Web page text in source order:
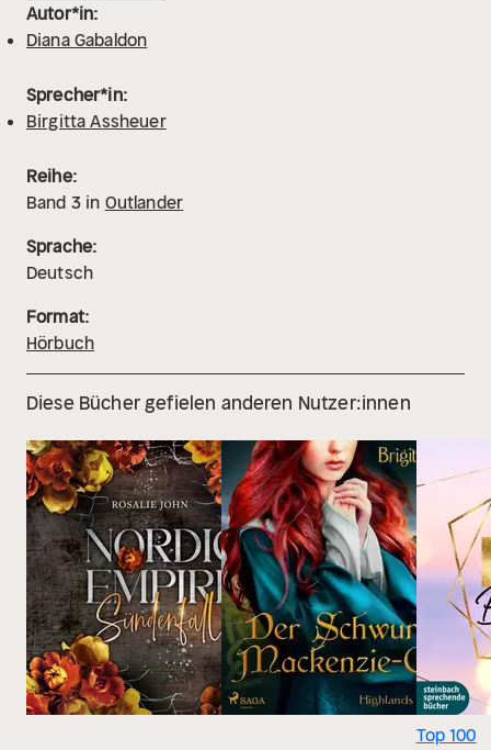
Autor*in:
Diana Gabaldon
Sprecher*in:
Birgitta Assheuer
Reihe:
Band 3in Outlander
Sprache:
Deutsch
Format:
Hörbuch
Diese Bücher gefielen anderen Nutzer:innen
Top 100